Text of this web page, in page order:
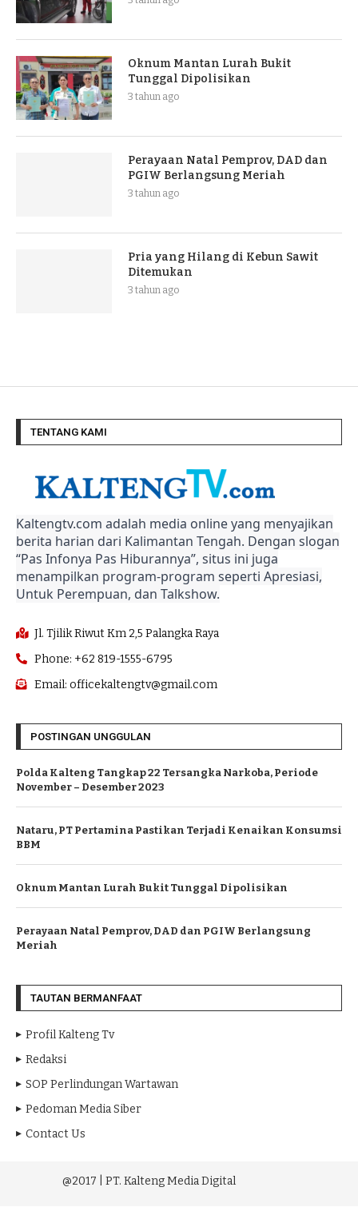
Oknum Mantan Lurah Bukit
Tunggal Dipolisikan
3 tahun ago
Perayaan Natal Pemprov, DAD dan
PGIW Berlangsung Meriah
3 tahun ago
Pria yang Hilang di Kebun Sawit
Ditemukan
3 tahun ago
TENTANG KAMI
Kaltengtv.com adalah media online yang menyajikan
berita harian dari Kalimantan Tengah. Dengan slogan
“Pas Infonya Pas Hiburannya”, situs ini juga
menampilkan program-program seperti Apresiasi,
Untuk Perempuan, dan Talkshow.
Jl. Tjilik Riwut Km 2,5 Palangka Raya
Phone: +62 819-1555-6795
Email: officekaltengtv@gmail.com
POSTINGAN UNGGULAN
Polda Kalteng Tangkap 22 Tersangka Narkoba, Periode
November – Desember 2023
Nataru, PT Pertamina Pastikan Terjadi Kenaikan Konsumsi
BBM
Oknum Mantan Lurah Bukit Tunggal Dipolisikan
Perayaan Natal Pemprov, DAD dan PGIW Berlangsung
Meriah
TAUTAN BERMANFAAT
Profil Kalteng Tv
Redaksi
SOP Perlindungan Wartawan
Pedoman Media Siber
Contact Us
@2017 | PT. Kalteng Media Digital